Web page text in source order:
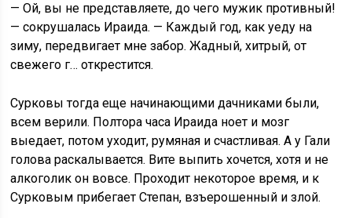
— Ой, вы не представляете, до чего мужик противный!
— сокрушалась Ираида. — Каждый год, как уеду на
зиму, передвигает мне забор. Жадный, хитрый, от
свежего г… открестится.
Сурковы тогда еще начинающими дачниками были,
всем верили. Полтора часа Ираида ноет и мозг
выедает, потом уходит, румяная и счастливая. А у Гали
голова раскалывается. Вите выпить хочется, хотя и не
алкоголик он вовсе. Проходит некоторое время, и к
Сурковым прибегает Степан, взъерошенный и злой.